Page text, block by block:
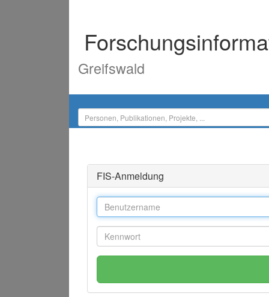
Greifswald
FIS-Anmeldung